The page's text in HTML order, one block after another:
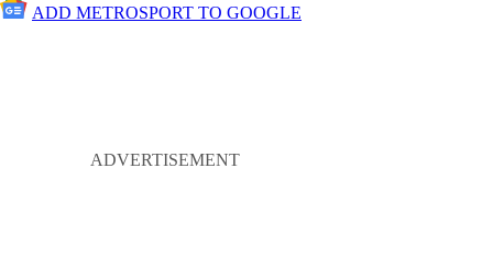
ADD METROSPORT TO GOOGLE